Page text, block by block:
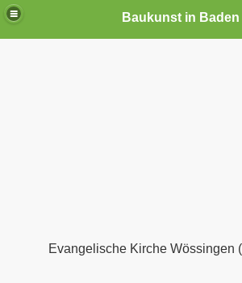
Baukunst in Baden
Evangelische Kirche